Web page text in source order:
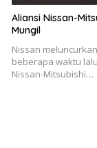
Aliansi Nissan-
Mungil
Nissan
beberapa waktu
Nissan-Mitsubishi…